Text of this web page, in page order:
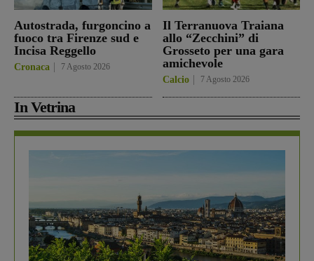
Autostrada, furgoncino a
fuoco tra Firenze sud e
Incisa Reggello
Cronaca 7 Agosto 2026
Il Terranuova Traiana
allo “Zecchini” di
Grosseto per una gara
amichevole
Calcio 7 Agosto 2026
In Vetrina